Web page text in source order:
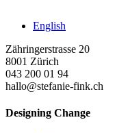
English
Zähringerstrasse 20
8001 Zürich
043 200 01 94
hallo@stefanie-fink.ch
Designing Change